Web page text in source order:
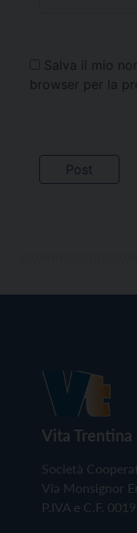
Salva il mio
browser per la
Vita Trentina
Società
Via Monsignor
P.IVA e C.F.